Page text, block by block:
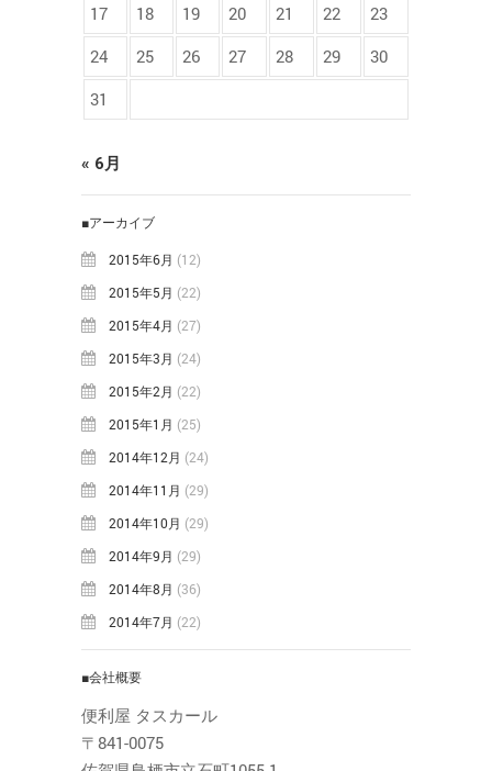
17
18 19 20 21 22
23
24
25 26 27 28 29
30
31
« 6月
■アーカイブ
2015年6月 (12)
2015年5月 (22)
2015年4月 (27)
2015年3月 (24)
2015年2月 (22)
2015年1月 (25)
2014年12月 (24)
2014年11月 (29)
2014年10月 (29)
2014年9月 (29)
2014年8月 (36)
2014年7月 (22)
■会社概要
便利屋 タスカール
〒841-0075